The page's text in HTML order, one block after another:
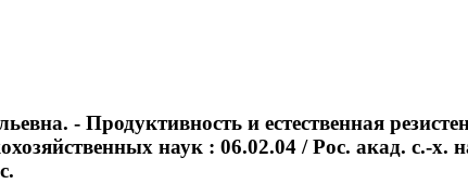
- Продуктивность и естественная
наук : 06.02.04 / Рос. акад. с.-